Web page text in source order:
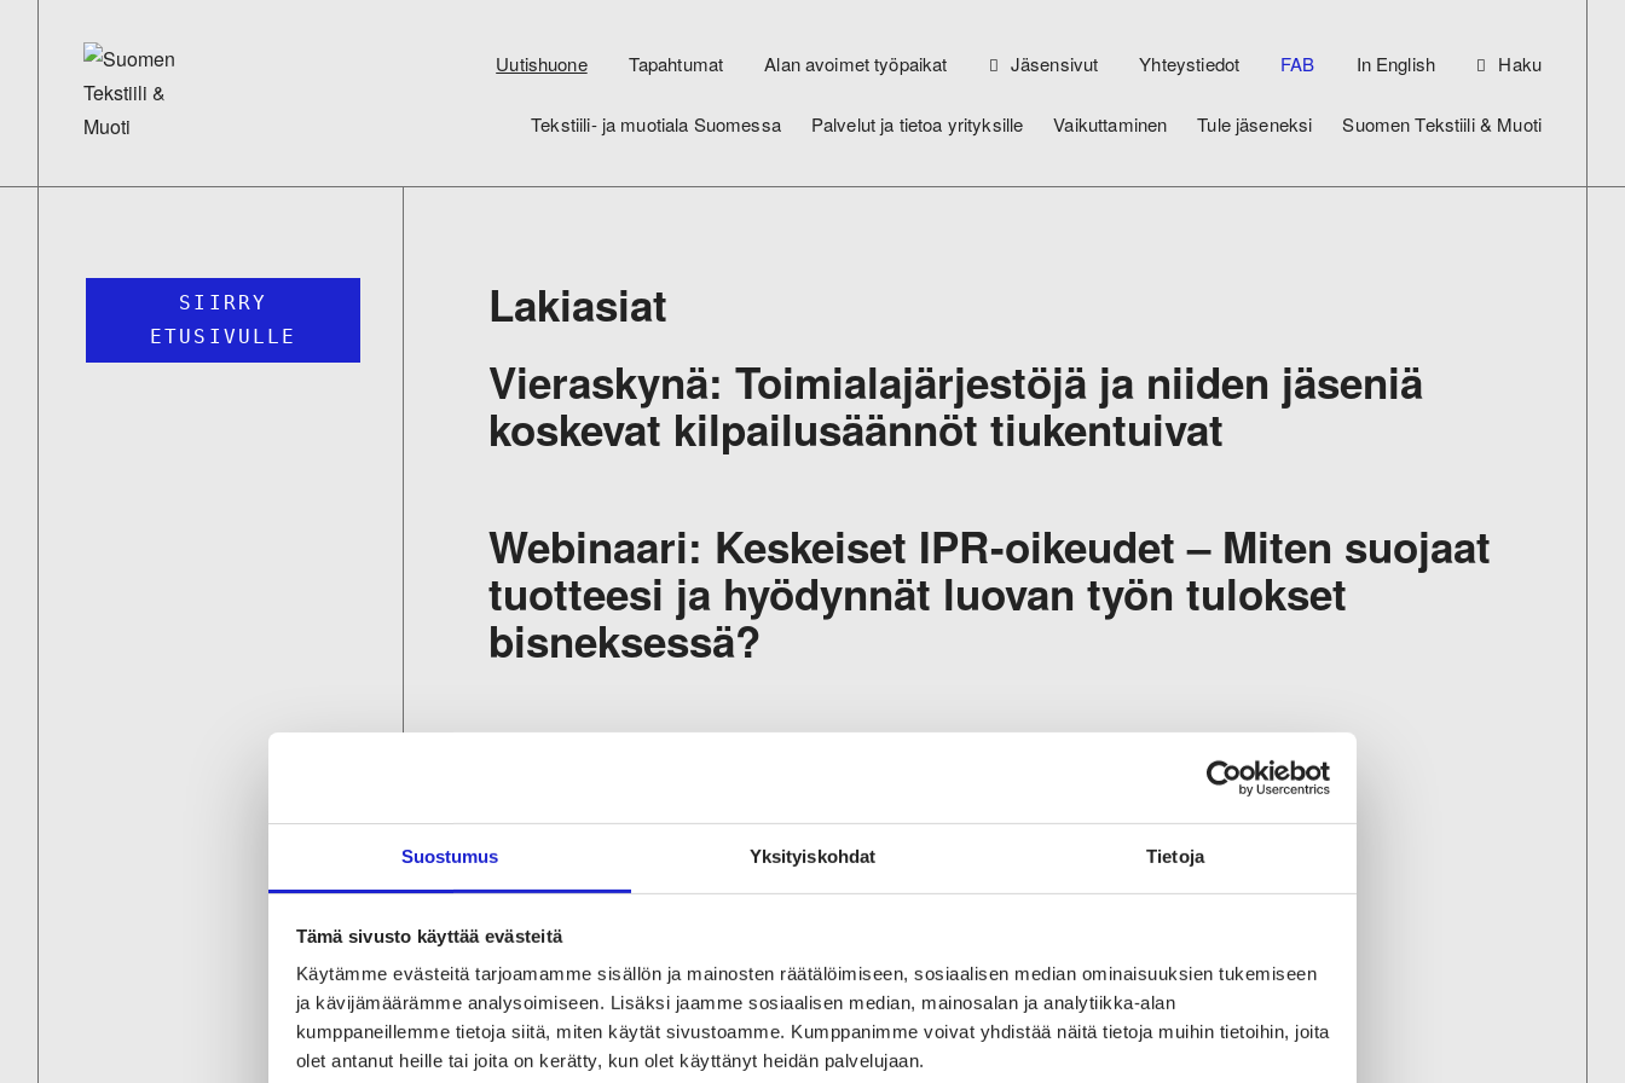
Suostumus Yksityiskohdat Tietoja
Tämä sivusto käyttää evästeitä
Käytämme evästeitä tarjoamamme sisällön ja mainosten räätälöimiseen, sosiaalisen median ominaisuuksien tukemiseen
ja kävijämäärämme analysoimiseen. Lisäksi jaamme sosiaalisen median, mainosalan ja analytiikka-alan
kumppaneillemme tietoja siitä, miten käytät sivustoamme. Kumppanimme voivat yhdistää näitä tietoja muihin tietoihin, joita
olet antanut heille tai joita on kerätty, kun olet käyttänyt heidän palvelujaan.
Uutishuone Tapahtumat Alan avoimet työpaikat Jäsensivut Yhteystiedot FAB In English Haku
Tekstiili- ja muotiala Suomessa Palvelut ja tietoa yrityksille Vaikuttaminen Tule jäseneksi Suomen Tekstiili & Muoti
SIIRRY
ETUSIVULLE
Lakiasiat
Vieraskynä: Toimialajärjestöjä ja niiden jäseniä
koskevat kilpailusäännöt tiukentuivat
Webinaari: Keskeiset IPR-oikeudet – Miten suojaat
tuotteesi ja hyödynnät luovan työn tulokset
bisneksessä?
linjaukseen alennusilmaisujen käytöstä
markkinoinnissa
A
1 2